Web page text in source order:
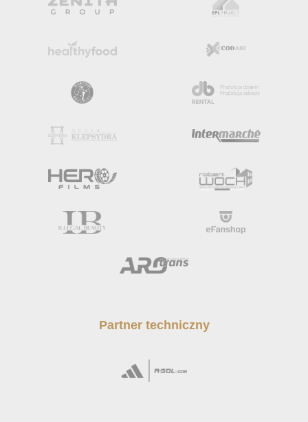
Partner techniczny